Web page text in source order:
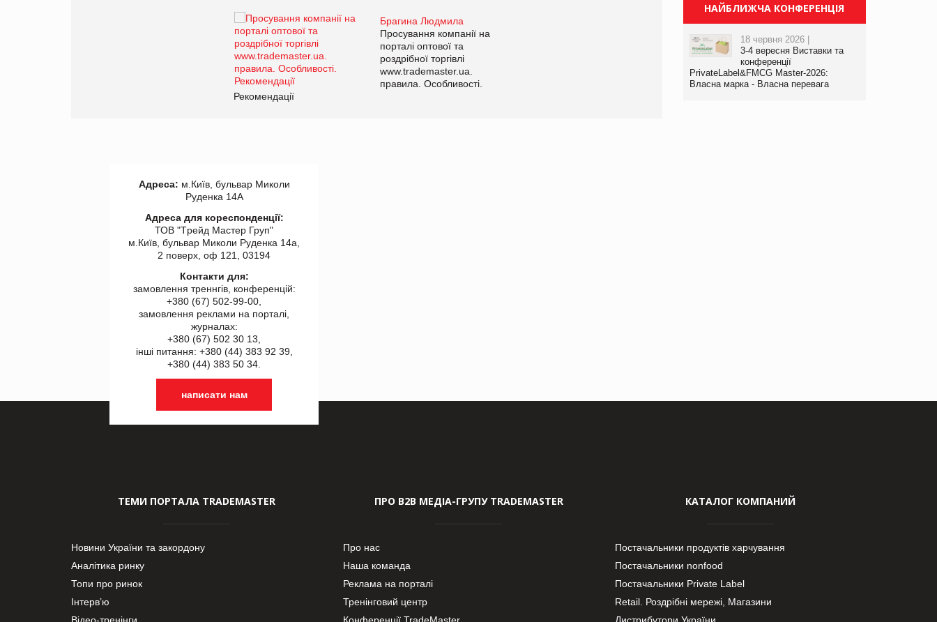
Брагина Людмила
Просування компанії на
порталі оптової та
роздрібної торгівлі
www.trademaster.ua.
правила. Особливості.
Рекомендації
Просування компанії на
порталі оптової та
роздрібної торгівлі
www.trademaster.ua.
правила. Особливості.
НАЙБЛИЖЧА КОНФЕРЕНЦІЯ
18 червня 2026 |
3-4 вересня Виставки та
конференції
PrivateLabel&FMCG Master-2026:
Власна марка - Власна перевага
Адреса: м.Київ, бульвар Миколи
Руденка 14А
Адреса для кореспонденції:
ТОВ "Tрейд Мастер Груп"
м.Київ, бульвар Миколи Руденка 14а,
2 поверх, оф 121, 03194
Контакти для:
замовлення треннгів, конференцій:
+380 (67) 502-99-00,
замовлення реклами на порталі,
журналах:
+380 (67) 502 30 13,
інші питання: +380 (44) 383 92 39,
+380 (44) 383 50 34.
написати нам
ТЕМИ ПОРТАЛА TRADEMASTER
Новини України та закордону
Аналітика ринку
Топи про ринок
Інтерв’ю
ПРО В2В МЕДІА-ГРУПУ TRADEMASTER
Про нас
Наша команда
Реклама на порталі
Тренінговий центр
КАТАЛОГ КОМПАНИЙ
Постачальники продуктів харчування
Постачальники nonfood
Постачальники Private Label
Retail. Роздрібні мережі, Магазини